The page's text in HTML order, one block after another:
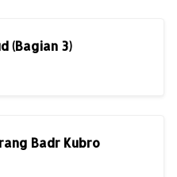
(Bagian 3)
Badr Kubro